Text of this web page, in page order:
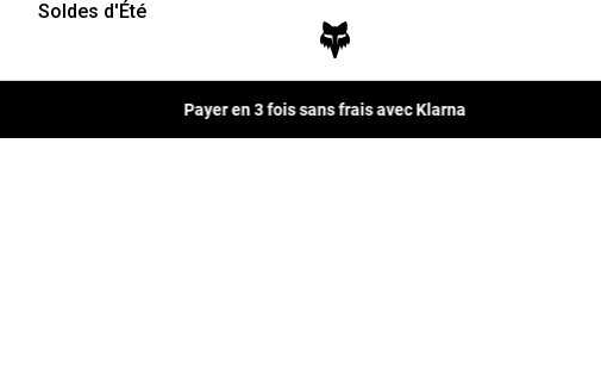
Soldes d'Été
Payer en 3 fois sans frais avec Klarna